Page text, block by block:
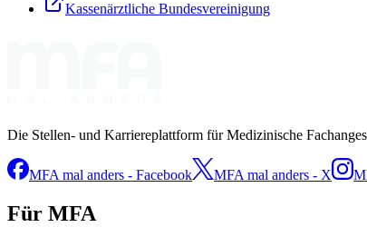
Kassenärztliche Bundesvereinigung
Die Stellen- und Karriereplattform für Medizinische
MFA mal anders - Facebook MFA mal anders - X
Für MFA